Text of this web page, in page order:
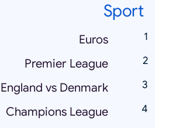
Sport
Euros
Premier League
England vs Denmark
Champions League